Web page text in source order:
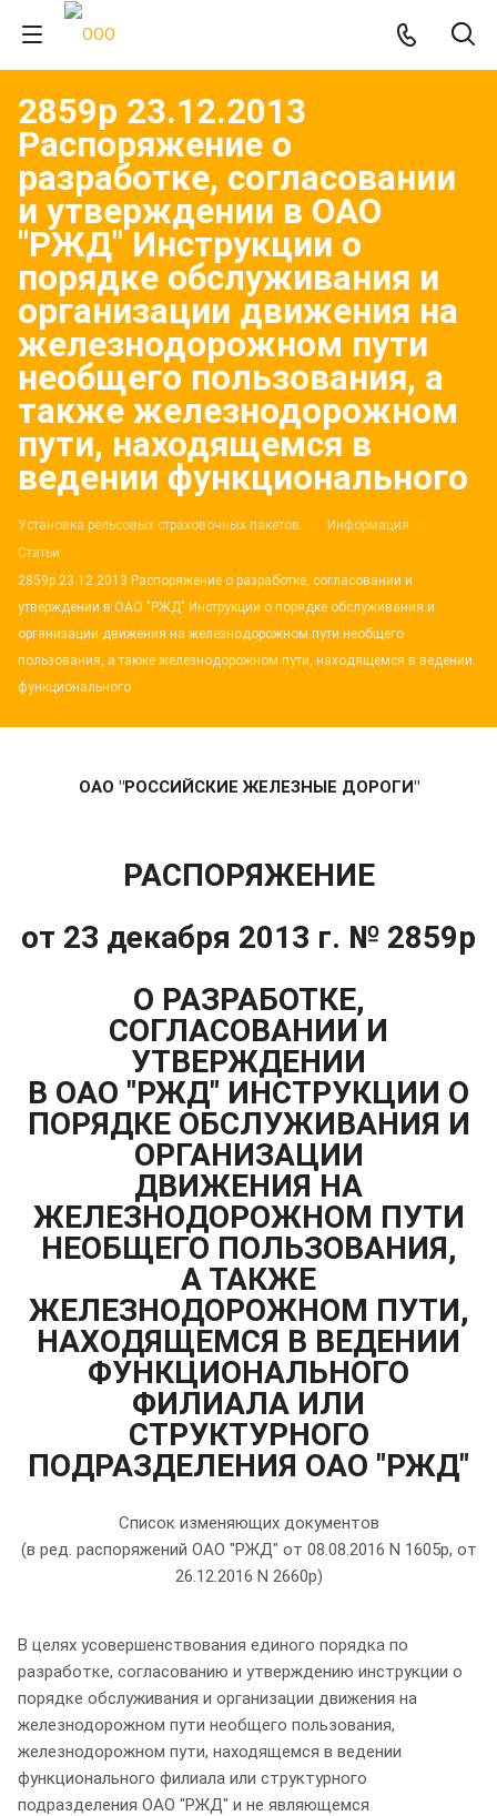
2859р 23.12.2013
Распоряжение о
разработке, согласовании
и утверждении в ОАО
"РЖД" Инструкции о
порядке обслуживания и
организации движения на
железнодорожном пути
необщего пользования, а
также железнодорожном
пути, находящемся в
ведении функционального
Установка рельсовых страховочных пакетов.
Информация
Статьи
2859р 23.12.2013 Распоряжение о разработке, согласовании и
утверждении в ОАО "РЖД" Инструкции о порядке обслуживания и
организации движения на железнодорожном пути необщего
пользования, а также железнодорожном пути, находящемся в ведении
функционального
ОАО "РОССИЙСКИЕ ЖЕЛЕЗНЫЕ ДОРОГИ"
РАСПОРЯЖЕНИЕ
от 23 декабря 2013 г. № 2859р
О РАЗРАБОТКЕ,
СОГЛАСОВАНИИ И
УТВЕРЖДЕНИИ
В ОАО "РЖД" ИНСТРУКЦИИ О
ПОРЯДКЕ ОБСЛУЖИВАНИЯ И
ОРГАНИЗАЦИИ
ДВИЖЕНИЯ НА
ЖЕЛЕЗНОДОРОЖНОМ ПУТИ
НЕОБЩЕГО ПОЛЬЗОВАНИЯ,
А ТАКЖЕ
ЖЕЛЕЗНОДОРОЖНОМ ПУТИ,
НАХОДЯЩЕМСЯ В ВЕДЕНИИ
ФУНКЦИОНАЛЬНОГО
ФИЛИАЛА ИЛИ
СТРУКТУРНОГО
ПОДРАЗДЕЛЕНИЯ ОАО "РЖД"
Список изменяющих документов
(в ред. распоряжений ОАО "РЖД" от 08.08.2016 N 1605р, от
26.12.2016 N 2660р)
В целях усовершенствования единого порядка по
разработке, согласованию и утверждению инструкции о
порядке обслуживания и организации движения на
железнодорожном пути необщего пользования,
железнодорожном пути, находящемся в ведении
функционального филиала или структурного
подразделения ОАО "РЖД" и не являющемся